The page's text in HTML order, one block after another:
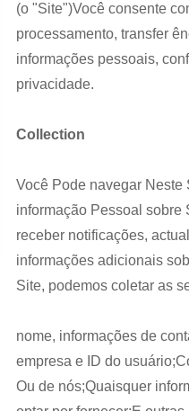
(o "Site")Você consente
processamento, transfer
informações pessoais,
privacidade.
Collection
Você Pode navegar Neste
informação Pessoal sobre
receber notificações,
informações adicionais
Site, podemos coletar as
nome, informações de
empresa e ID do
Ou de nós;Quaisquer